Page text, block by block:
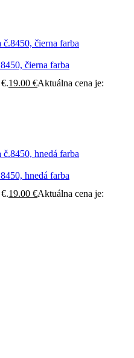
čierna farba
19.00 €Aktuálna cena je:
hnedá farba
19.00 €Aktuálna cena je: